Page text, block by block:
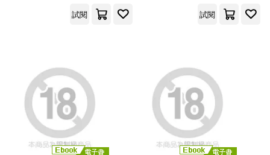
Rocket Syoukai(24)
上海淘米網絡科技有限公司(24)
幼福編輯部(24) 林亭葳(24)
北京理工大學出版社(83)
湖南美術出版社(83)
黑龍江美術出版社(83)
試閱 試閱